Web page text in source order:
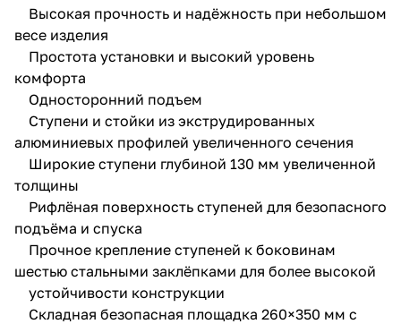
Высокая прочность и надёжность при небольшом
весе изделия
Простота установки и высокий уровень
комфорта
Односторонний подъем
Ступени и стойки из экструдированных
алюминиевых профилей увеличенного сечения
Широкие ступени глубиной 130 мм увеличенной
толщины
Рифлёная поверхность ступеней для безопасного
подъёма и спуска
Прочное крепление ступеней к боковинам
шестью стальными заклёпками для более высокой
устойчивости конструкции
Складная безопасная площадка 260×350 мм с